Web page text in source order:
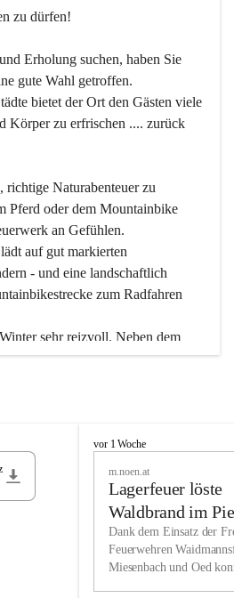
zu dürfen!
Erholung suchen, haben Sie
gute Wahl getroffen.
bietet der Ort den Gästen viele
Körper zu erfrischen .... zurück
Naturabenteuer zu
Pferd oder dem Mountainbike
an Gefühlen.
auf gut markierten
- und eine landschaftlich
zum Radfahren
sehr reizvoll. Neben dem
dem nahe gelegenen Unterberg
die zum Schifahren oder
Kulturvereine.
dass Sie in Miesenbach sowie
Gaststätten und urigen
als lebens- und liebenswerten Ort.
werden ebenso groß geschrieben
M
h
vor 1 Woche
m.noen.at
Lagerfeuer löste
Waldbrand im
aus
Dank dem Einsatz der
Feuerwehren
Miesenbach und Oed